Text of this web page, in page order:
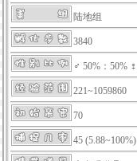
陆地组
3840
♂ 50%：50% ♀
221~1059860
70
45 (5.88~100%)